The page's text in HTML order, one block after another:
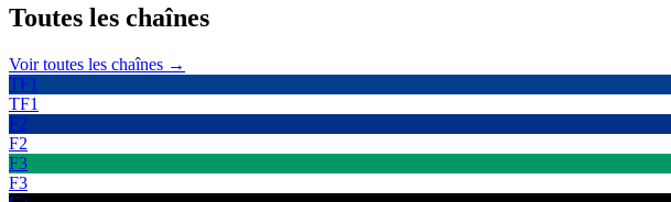
Toutes les chaînes
Voir toutes les chaînes →
TF1
TF1
F2
F2
F3
F3